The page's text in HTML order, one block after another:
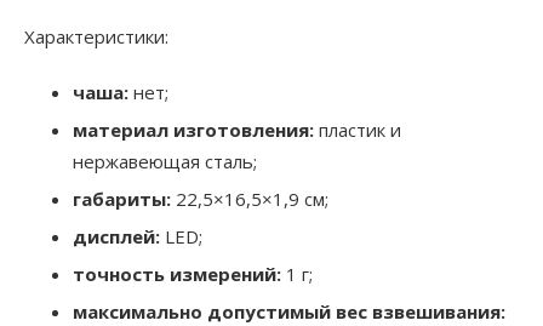
Характеристики:
чаша: нет;
материал изготовления: пластик и
нержавеющая сталь;
габариты: 22,5×16,5×1,9 см;
дисплей: LED;
точность измерений: 1 г;
максимально допустимый вес взвешивания: